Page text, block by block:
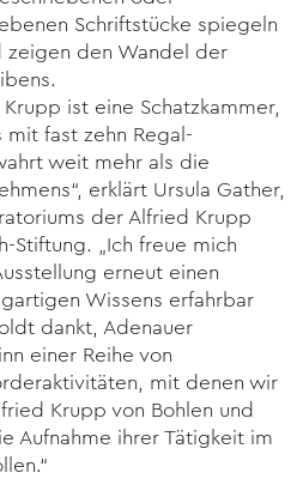
Schriftstücke spiegeln
zeigen den Wandel der
ist eine Schatzkammer,
fast zehn Regal-
weit mehr als die
erklärt Ursula Gather,
der Alfried Krupp
Stiftung. „Ich freue mich
erneut einen
Wissens erfahrbar
dankt, Adenauer
einer Reihe von
mit denen wir
Krupp von Bohlen und
Aufnahme ihrer Tätigkeit im